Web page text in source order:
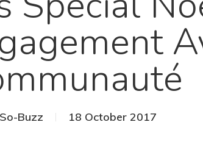
So-Buzz 18 October 2017